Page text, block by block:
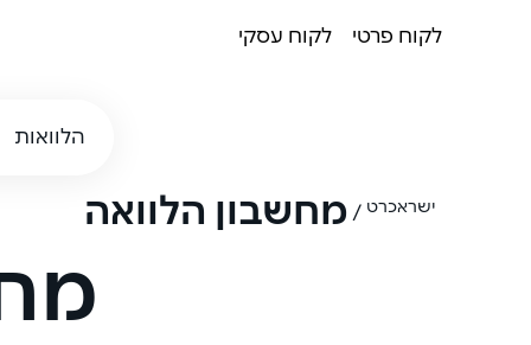
לקוח פרטי לקוח עסקי
הלוואות
ישראכרט / מחשבון הלוואה